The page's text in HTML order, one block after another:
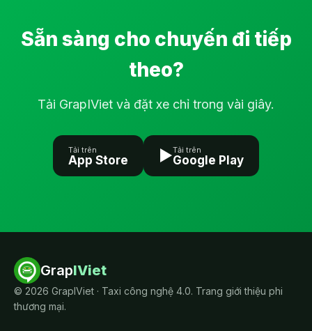
Sẵn sàng cho chuyến đi tiếp
theo?
Tải GrapIViet và đặt xe chỉ trong vài giây.
Tải trên
App Store ▶Tải trên
Google Play
GrapIViet
© 2026 GrapIViet · Taxi công nghệ 4.0. Trang giới thiệu phi
thương mại.